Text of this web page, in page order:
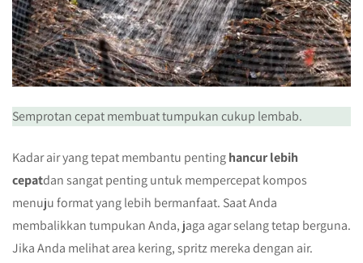
Semprotan cepat membuat tumpukan cukup lembab.
Kadar air yang tepat membantu pentinghancur lebih
cepatdan sangat penting untuk mempercepat kompos
menuju format yang lebih bermanfaat. Saat Anda
membalikkan tumpukan Anda, jaga agar selang tetap berguna.
Jika Anda melihat area kering, spritz mereka dengan air.